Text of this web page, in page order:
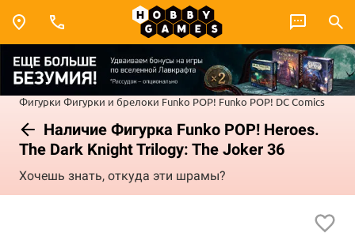
Фигурки Фигурки и брелоки Funko POP! Funko POP! DC Comics
Наличие Фигурка Funko POP! Heroes.
The Dark Knight Trilogy: The Joker 36
Хочешь знать, откуда эти шрамы?